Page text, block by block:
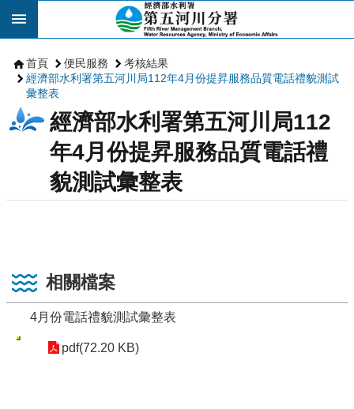
跳到主要內容區塊
首頁 便民服務
考核結果
經濟部水利署第五河川局112年4月份提昇服務品質電話禮貌測試
彙整表
經濟部水利署第五河川局112
年4月份提昇服務品質電話禮
貌測試彙整表
相關檔案
4月份電話禮貌測試彙整表
pdf(72.20 KB)